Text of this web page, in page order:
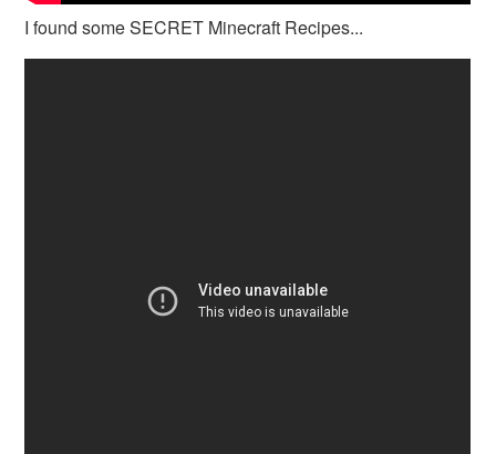
I found some SECRET Minecraft Recipes...